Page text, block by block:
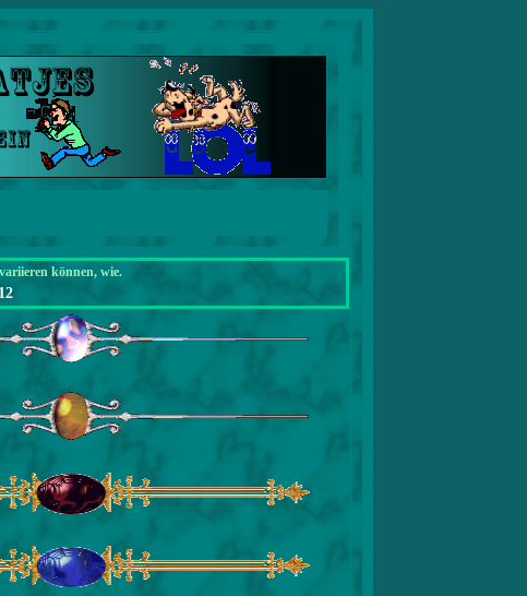
können, wie.
12